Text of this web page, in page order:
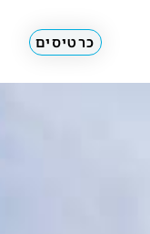
כרטיסים